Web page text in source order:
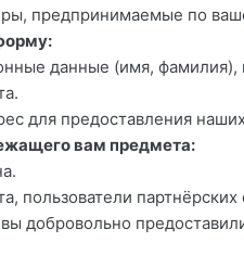
предпринимаемые по
данные (имя,
для предоставления
вам предмета:
пользователи
вы добровольно